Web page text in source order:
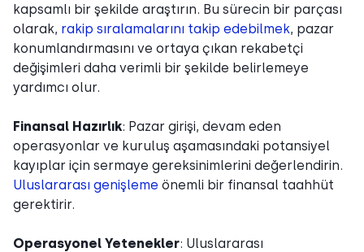
kapsamlı bir şekilde araştırın. Bu sürecin bir parçası
olarak, rakip sıralamalarını takip edebilmek, pazar
konumlandırmasını ve ortaya çıkan rekabetçi
değişimleri daha verimli bir şekilde belirlemeye
yardımcı olur.
Finansal Hazırlık: Pazar girişi, devam eden
operasyonlar ve kuruluş aşamasındaki potansiyel
kayıplar için sermaye gereksinimlerini değerlendirin.
Uluslararası genişleme önemli bir finansal taahhüt
gerektirir.
Operasyonel Yetenekler: Uluslararası